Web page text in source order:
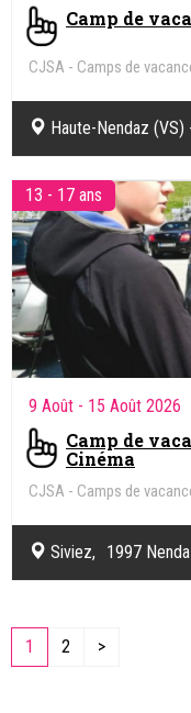
Camp de
CJSA - Camps de
Haute-Nendaz
(CJSA)
13 - 17 ans
9 Août - 15 Août 2026
Camp de
Cinéma
CJSA - Camps de
Siviez, 1997
1
2 >